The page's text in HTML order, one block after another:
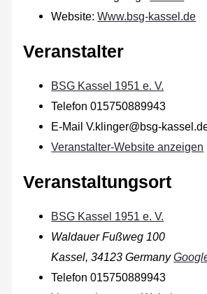
Website: Www.bsg-kassel.de
Veranstalter
BSG Kassel 1951 e. V.
Telefon015750889943
E-MailV.klinger@bsg-
Veranstalter-Website anzeigen
Veranstaltungsort
BSG Kassel 1951 e. V.
Waldauer Fußweg 100
Kassel, 34123 Germany
Telefon 015750889943